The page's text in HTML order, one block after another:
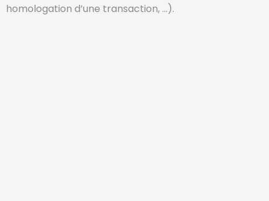
homologation d’une transaction, …).